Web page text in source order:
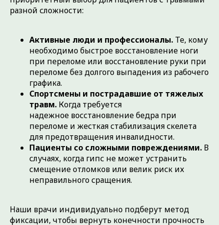
разной сложности:
Активные люди и профессионалы. Те, кому
необходимо быстрое восстановление ноги
при переломе или восстановление руки при
переломе без долгого выпадения из рабочего
графика.
Спортсмены и пострадавшие от тяжелых
травм. Когда требуется
надежное восстановление бедра при
переломе и жесткая стабилизация скелета
для предотвращения инвалидности.
Пациенты со сложными повреждениями. В
случаях, когда гипс не может устранить
смещение отломков или велик риск их
неправильного сращения.
Наши врачи индивидуально подберут метод
фиксации, чтобы вернуть конечности прочность
ПРЕИМУЩЕСТВА
СОВРЕМЕННОГО МЕТОДА
ВОССТАНОВЛЕНИЯ
Современные способы фиксации обеспечивают
максимальную стабильность частей
поврежденной кости, позволяя им правильно
работу мышц и суставов.